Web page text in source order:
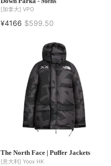
[加拿大] VPO
¥4166 $599.50
The North Face | Puffer Jackets
[意大利] Yoox HK